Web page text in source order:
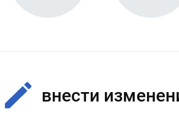
внести